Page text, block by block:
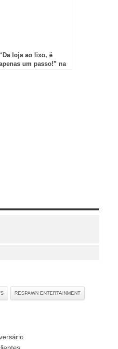
“Da loja ao lixo, é
um passo!” na
RESPAWN ENTERTAINMENT